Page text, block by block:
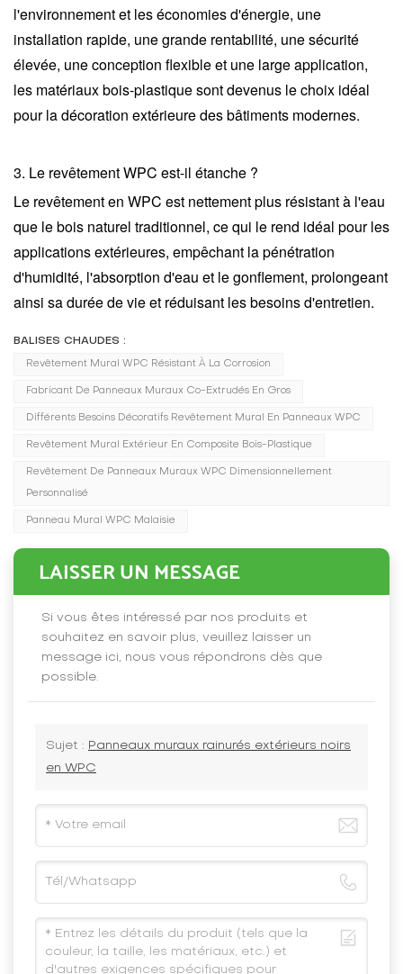
l'environnement et les économies d'énergie, une
installation rapide, une grande rentabilité, une sécurité
élevée, une conception flexible et une large application,
les matériaux bois-plastique sont devenus le choix idéal
pour la décoration extérieure des bâtiments modernes.
3. Le revêtement WPC est-il étanche ?
Le revêtement en WPC est nettement plus résistant à l'eau
que le bois naturel traditionnel, ce qui le rend idéal pour les
applications extérieures, empêchant la pénétration
d'humidité, l'absorption d'eau et le gonflement, prolongeant
ainsi sa durée de vie et réduisant les besoins d'entretien.
BALISES CHAUDES :
Revêtement Mural WPC Résistant À La Corrosion
Fabricant De Panneaux Muraux Co-Extrudés En Gros
Différents Besoins Décoratifs Revêtement Mural En Panneaux WPC
Revêtement Mural Extérieur En Composite Bois-Plastique
Revêtement De Panneaux Muraux WPC Dimensionnellement
Personnalisé
Panneau Mural WPC Malaisie
LAISSER UN MESSAGE
Si vous êtes intéressé par nos produits et
souhaitez en savoir plus, veuillez laisser un
message ici, nous vous répondrons dès que
possible.
Sujet : Panneaux muraux rainurés extérieurs noirs
en WPC